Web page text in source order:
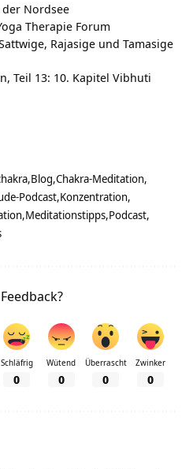
Nordsee
Therapie Forum
Rajasige und Tamasige
Teil 13: 10. Kapitel Vibhuti
Blog Chakra-Meditation
Podcast Konzentration
Meditationstipps Podcast
Schläfrig
0
Wütend
0
Überrascht
0
Zwinker
0